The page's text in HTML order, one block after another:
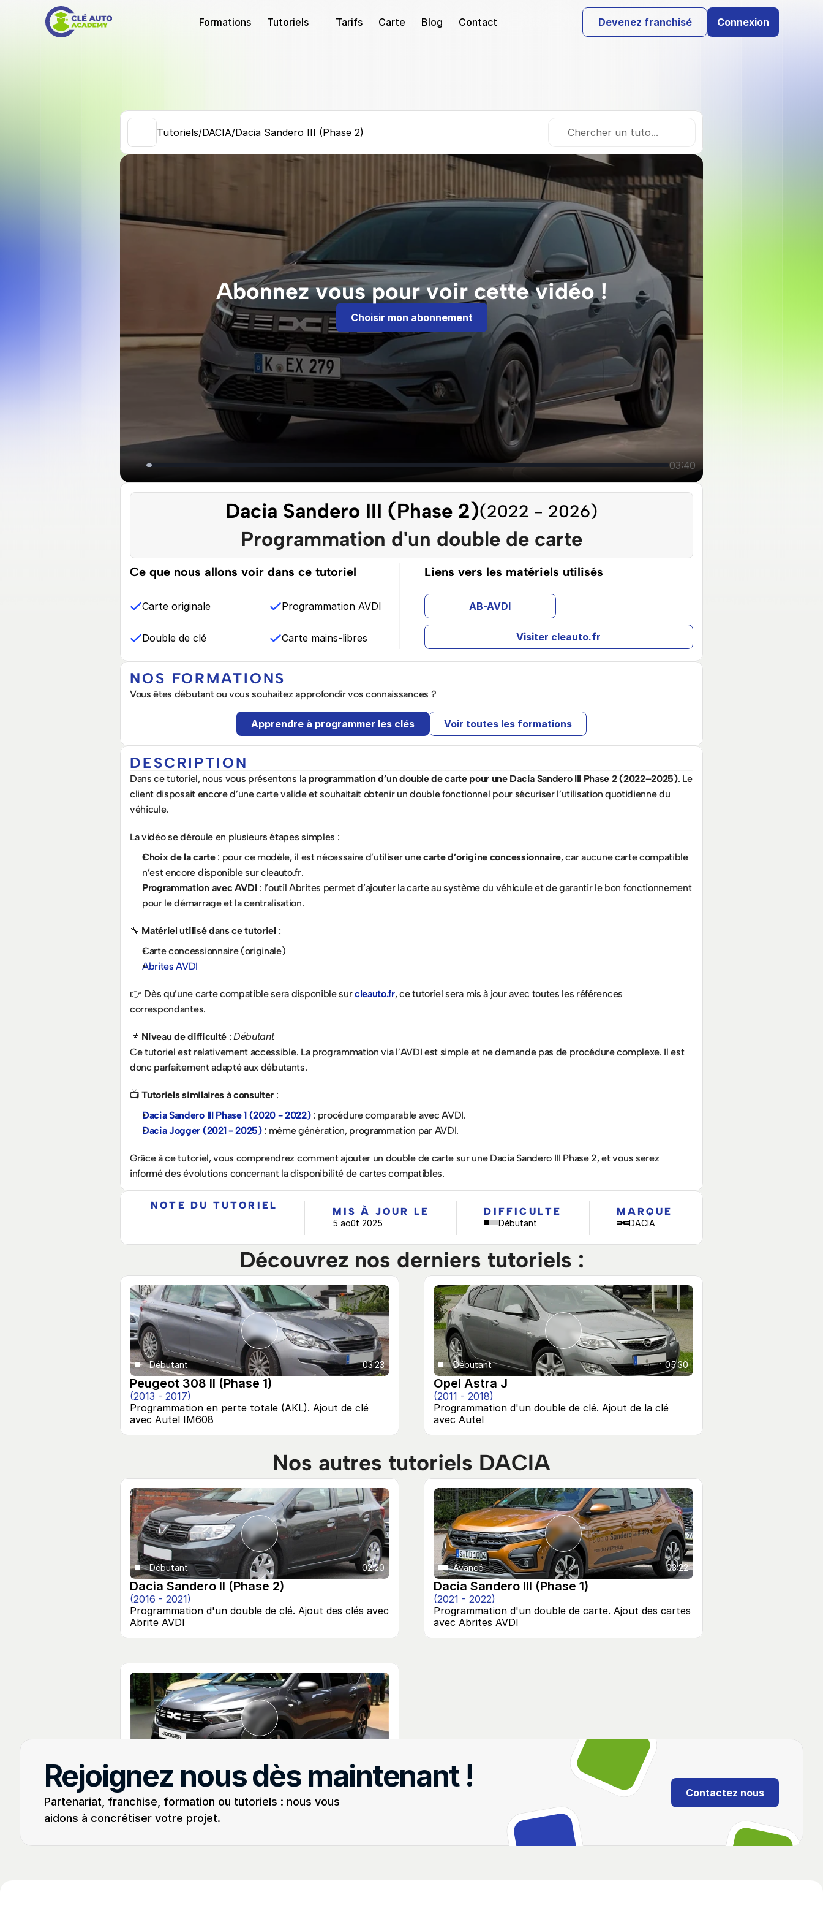
Formations Tutoriels Tarifs Carte Blog Contact Connexion
Devenez franchisé
Tutoriels/DACIA/Dacia Sandero III (Phase 2) Chercher un tuto...
Choisir mon abonnement
Abonnez vous pour voir cette vidéo !
03:40
Dacia Sandero III (Phase 2)(2022 - 2026)
Programmation d'un double de carte
Ce que nous allons voir dans ce tutoriel
Carte originale Programmation AVDI
Double de clé Carte mains-libres
Liens vers les matériels utilisés
AB-AVDI
Visiter cleauto.fr
NOS FORMATIONS
Vous êtes débutant ou vous souhaitez approfondir vos connaissances ?
Apprendre à programmer les clés Voir toutes les formations
DESCRIPTION
Dans ce tutoriel, nous vous présentons la programmation d’un double de carte pour une Dacia Sandero III Phase 2 (2022–2025). Le
client disposait encore d’une carte valide et souhaitait obtenir un double fonctionnel pour sécuriser l’utilisation quotidienne du
véhicule.
La vidéo se déroule en plusieurs étapes simples :
Choix de la carte : pour ce modèle, il est nécessaire d’utiliser une carte d’origine concessionnaire, car aucune carte compatible
n’est encore disponible sur cleauto.fr.
Programmation avec AVDI : l’outil Abrites permet d’ajouter la carte au système du véhicule et de garantir le bon fonctionnement
pour le démarrage et la centralisation.
🔧 Matériel utilisé dans ce tutoriel :
Carte concessionnaire (originale)
Abrites AVDI
👉 Dès qu’une carte compatible sera disponible sur cleauto.fr, ce tutoriel sera mis à jour avec toutes les références
correspondantes.
📌 Niveau de difficulté : Débutant
Ce tutoriel est relativement accessible. La programmation via l’AVDI est simple et ne demande pas de procédure complexe. Il est
donc parfaitement adapté aux débutants.
📺 Tutoriels similaires à consulter :
Dacia Sandero III Phase 1 (2020 - 2022) : procédure comparable avec AVDI.
Dacia Jogger (2021 - 2025) : même génération, programmation par AVDI.
Grâce à ce tutoriel, vous comprendrez comment ajouter un double de carte sur une Dacia Sandero III Phase 2, et vous serez
informé des évolutions concernant la disponibilité de cartes compatibles.
NOTE DU TUTORIEL MIS À JOUR LE
5 août 2025
DIFFICULTÉ
Débutant
MARQUE
DACIA
Découvrez nos derniers tutoriels :
03:23
Débutant
Peugeot 308 II (Phase 1)
(2013 - 2017)
Programmation en perte totale (AKL). Ajout de clé
avec Autel IM608
05:30
Débutant
Opel Astra J
(2011 - 2018)
Programmation d'un double de clé. Ajout de la clé
avec Autel
Nos autres tutoriels DACIA
02:20
Débutant
Dacia Sandero II (Phase 2)
(2016 - 2021)
Programmation d'un double de clé. Ajout des clés avec
Abrite AVDI
03:22
Avancé
Dacia Sandero III (Phase 1)
(2021 - 2022)
Programmation d'un double de carte. Ajout des cartes
avec Abrites AVDI
Dacia Jogger
(2021 - 2025)
Programmation d'un double de carte. Ajout des cartes
avec Abrites AVDI
Rejoignez nous dès maintenant !
Partenariat, franchise, formation ou tutoriels : nous vous
aidons à concrétiser votre projet.
Contactez nous